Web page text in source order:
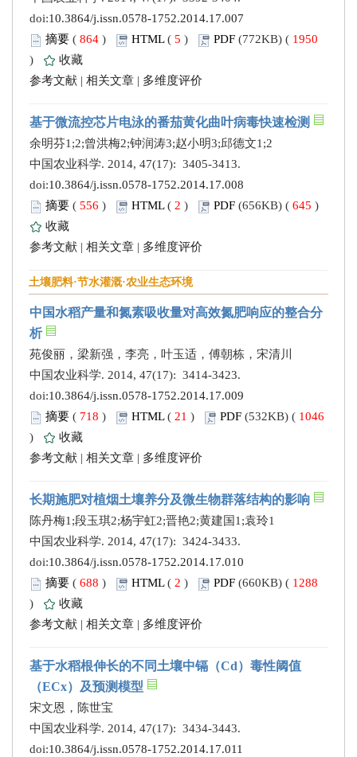
doi:10.3864/j.issn.0578-1752.2014.17.007
摘要 ( 864 ) HTML( 5 ) PDF (772KB) ( 1950
)
收藏
参考文献 | 相关文章 | 多维度评价
基于微流控芯片电泳的番茄黄化曲叶病毒快速检测
余明芬1;2;曾洪梅2;钟润涛3;赵小明3;邱德文1;2
中国农业科学. 2014, 47(17): 3405-3413.
doi:10.3864/j.issn.0578-1752.2014.17.008
摘要 ( 556 ) HTML( 2 ) PDF (656KB) ( 645 )
收藏
参考文献 | 相关文章 | 多维度评价
土壤肥料·节水灌溉·农业生态环境
中国水稻产量和氮素吸收量对高效氮肥响应的整合分
析
苑俊丽，梁新强，李亮，叶玉适，傅朝栋，宋清川
中国农业科学. 2014, 47(17): 3414-3423.
doi:10.3864/j.issn.0578-1752.2014.17.009
摘要 ( 718 ) HTML( 21 ) PDF (532KB) ( 1046
)
收藏
参考文献 | 相关文章 | 多维度评价
长期施肥对植烟土壤养分及微生物群落结构的影响
陈丹梅1;段玉琪2;杨宇虹2;晋艳2;黄建国1;袁玲1
中国农业科学. 2014, 47(17): 3424-3433.
doi:10.3864/j.issn.0578-1752.2014.17.010
摘要 ( 688 ) HTML( 2 ) PDF (660KB) ( 1288
)
收藏
参考文献 | 相关文章 | 多维度评价
基于水稻根伸长的不同土壤中镉（Cd）毒性阈值
（ECx）及预测模型
宋文恩，陈世宝
中国农业科学. 2014, 47(17): 3434-3443.
doi:10.3864/j.issn.0578-1752.2014.17.011